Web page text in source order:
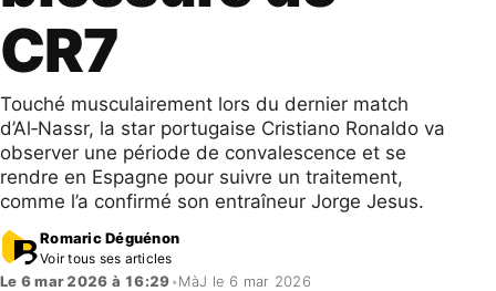
CR7
Touché musculairement lors du dernier match
d’Al‑Nassr, la star portugaise Cristiano Ronaldo va
observer une période de convalescence et se
rendre en Espagne pour suivre un traitement,
comme l’a confirmé son entraîneur Jorge Jesus.
Romaric Déguénon
Voir tous ses articles
Le 6 mar 2026 à 16:29•MàJ le 6 mar 2026